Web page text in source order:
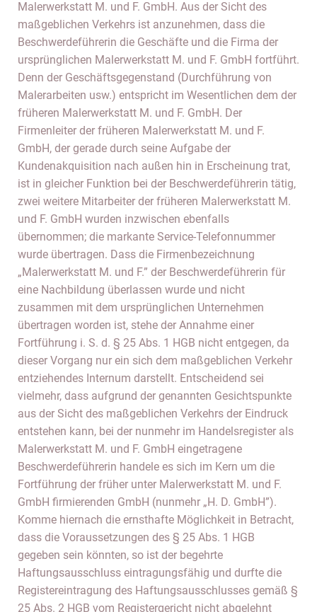
Malerwerkstatt M. und F. GmbH. Aus der Sicht des
maßgeblichen Verkehrs ist anzunehmen, dass die
Beschwerdeführerin die Geschäfte und die Firma der
ursprünglichen Malerwerkstatt M. und F. GmbH fortführt.
Denn der Geschäftsgegenstand (Durchführung von
Malerarbeiten usw.) entspricht im Wesentlichen dem der
früheren Malerwerkstatt M. und F. GmbH. Der
Firmenleiter der früheren Malerwerkstatt M. und F.
GmbH, der gerade durch seine Aufgabe der
Kundenakquisition nach außen hin in Erscheinung trat,
ist in gleicher Funktion bei der Beschwerdeführerin tätig,
zwei weitere Mitarbeiter der früheren Malerwerkstatt M.
und F. GmbH wurden inzwischen ebenfalls
übernommen; die markante Service-Telefonnummer
wurde übertragen. Dass die Firmenbezeichnung
„Malerwerkstatt M. und F.” der Beschwerdeführerin für
eine Nachbildung überlassen wurde und nicht
zusammen mit dem ursprünglichen Unternehmen
übertragen worden ist, stehe der Annahme einer
Fortführung i. S. d. § 25 Abs. 1 HGB nicht entgegen, da
dieser Vorgang nur ein sich dem maßgeblichen Verkehr
entziehendes Internum darstellt. Entscheidend sei
vielmehr, dass aufgrund der genannten Gesichtspunkte
aus der Sicht des maßgeblichen Verkehrs der Eindruck
entstehen kann, bei der nunmehr im Handelsregister als
Malerwerkstatt M. und F. GmbH eingetragene
Beschwerdeführerin handele es sich im Kern um die
Fortführung der früher unter Malerwerkstatt M. und F.
GmbH firmierenden GmbH (nunmehr „H. D. GmbH”).
Komme hiernach die ernsthafte Möglichkeit in Betracht,
dass die Voraussetzungen des § 25 Abs. 1 HGB
gegeben sein könnten, so ist der begehrte
Haftungsausschluss eintragungsfähig und durfte die
Registereintragung des Haftungsausschlusses gemäß §
25 Abs. 2 HGB vom Registergericht nicht abgelehnt